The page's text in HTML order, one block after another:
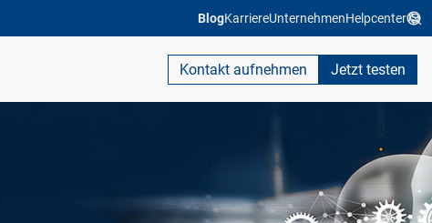
BlogKarriereUnternehmenHelpcenter
Kontakt aufnehmen Jetzt testen